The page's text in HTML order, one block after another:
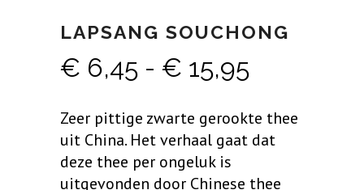
LAPSANG SOUCHONG
€ 6,45 - € 15,95
tot
€ 15,95
Zeer pittige zwarte gerookte thee
uit China. Het verhaal gaat dat
deze thee per ongeluk is
uitgevonden door Chinese thee